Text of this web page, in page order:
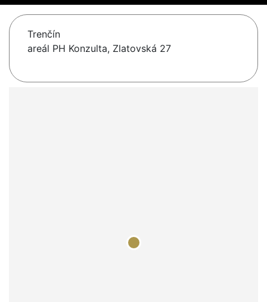
Trenčín
areál PH Konzulta, Zlatovská 27